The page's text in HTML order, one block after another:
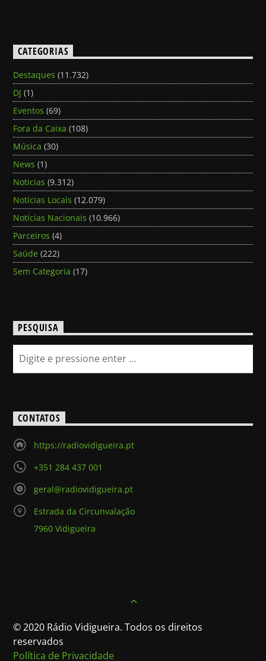
CATEGORIAS
Destaques (11.732)
DJ (1)
Eventos (69)
Fora da Caixa (108)
Música (30)
News (1)
Noticias (9.312)
Notícias Locais (12.079)
Notícias Nacionais (10.966)
Parceiros (4)
Saúde (222)
Sem Categoria (17)
PESQUISA
CONTATOS
https://radiovidigueira.pt
+351 284 437 001
geral@radiovidigueira.pt
Estrada da Circunvalação
7960 Vidigueira
© 2020 Rádio Vidigueira. Todos os direitos
reservados
Política de Privacidade